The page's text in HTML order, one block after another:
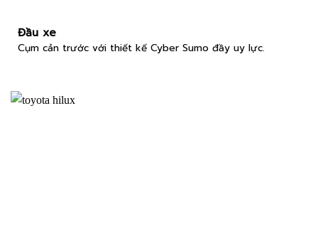
Đầu xe
Cụm cản trước với thiết kế Cyber Sumo đầy uy lực.